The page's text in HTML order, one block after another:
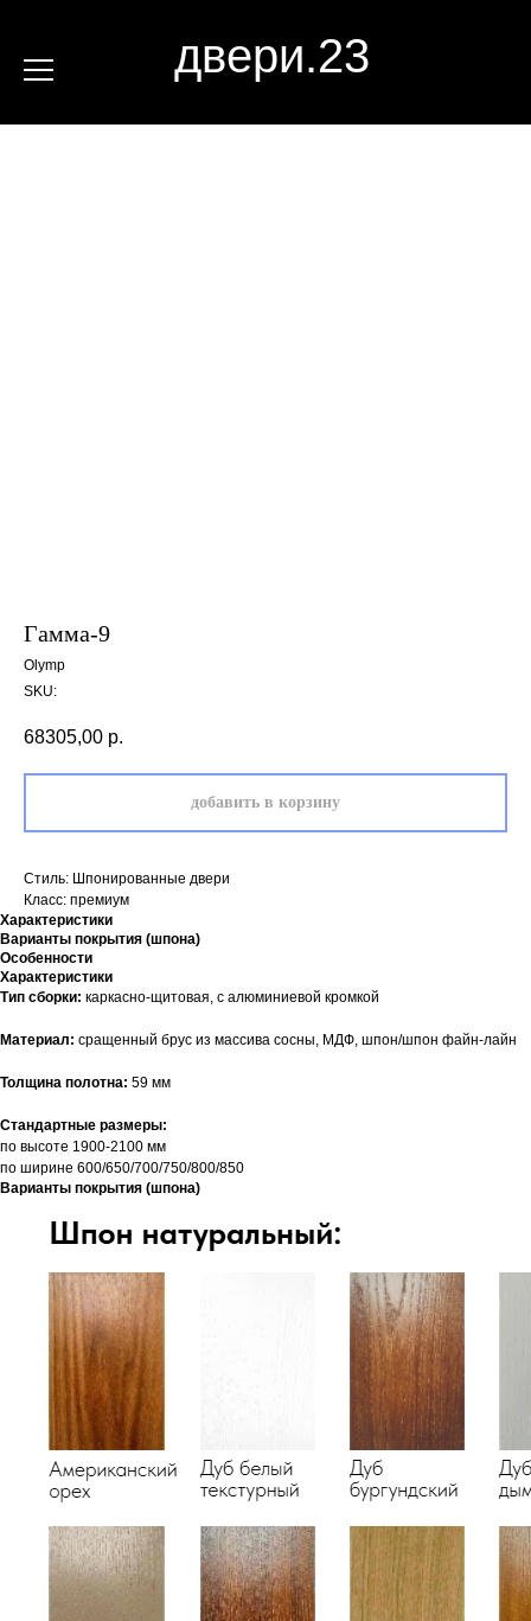
двери.23
Гамма-9
Olymp
SKU:
68305,00 р.
добавить в корзину
Стиль: Шпонированные двери
Класс: премиум
Характеристики
Варианты покрытия (шпона)
Особенности
Характеристики
Тип сборки: каркасно-щитовая, с алюминиевой кромкой
Материал: сращенный брус из массива сосны, МДФ, шпон/шпон файн-лайн
Толщина полотна: 59 мм
Стандартные размеры:
по высоте 1900-2100 мм
по ширине 600/650/700/750/800/850
Варианты покрытия (шпона)